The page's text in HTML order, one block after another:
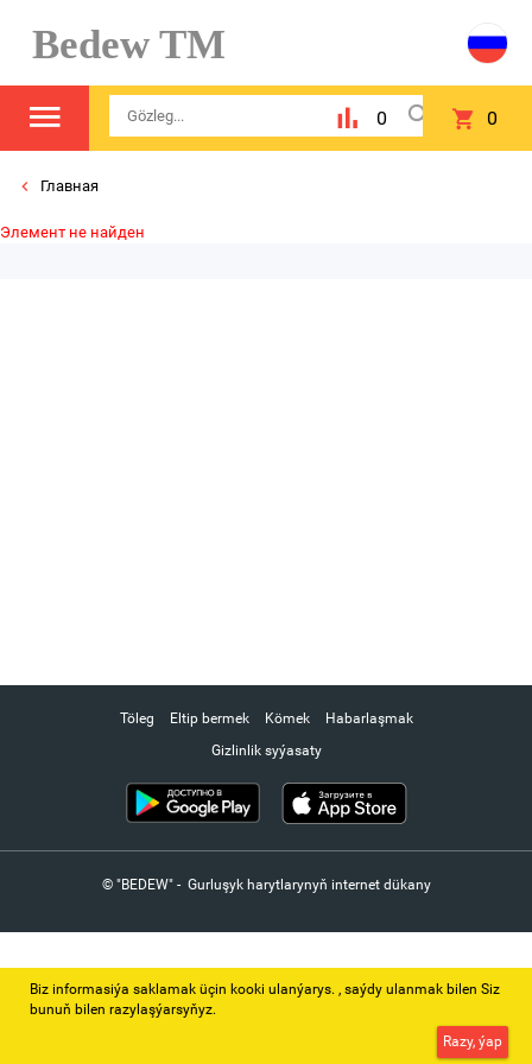
Bedew TM
0 0
Главная
Элемент не найден
Töleg Eltip bermek Kömek
Habarlaşmak
Gizlinlik syýasaty
© "BEDEW" - Gurluşyk harytlarynyň internet dükany
Biz informasiýa saklamak üçin kooki ulanýarys. ‚ saýdy ulanmak bilen Siz
bunuň bilen razylaşýarsyňyz.
Razy, ýap